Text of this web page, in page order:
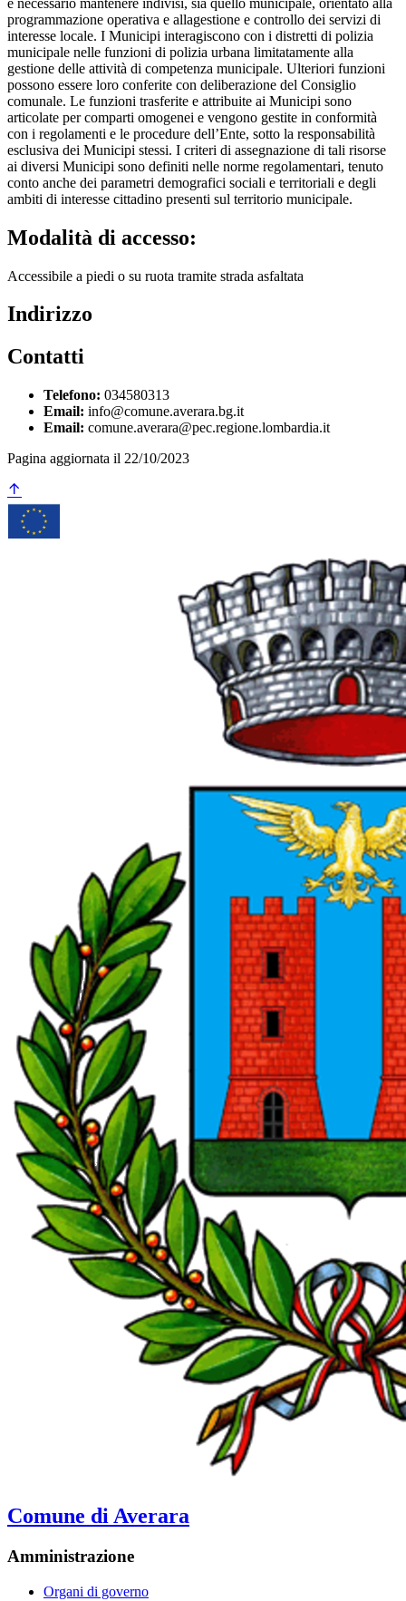
programmazione operativa e allagestione e controllo dei servizi di
interesse locale. I Municipi interagiscono con i distretti di polizia
municipale nelle funzioni di polizia urbana limitatamente alla
gestione delle attività di competenza municipale. Ulteriori funzioni
possono essere loro conferite con deliberazione del Consiglio
comunale. Le funzioni trasferite e attribuite ai Municipi sono
articolate per comparti omogenei e vengono gestite in conformità
con i regolamenti e le procedure dell’Ente, sotto la responsabilità
esclusiva dei Municipi stessi. I criteri di assegnazione di tali risorse
ai diversi Municipi sono definiti nelle norme regolamentari, tenuto
conto anche dei parametri demografici sociali e territoriali e degli
ambiti di interesse cittadino presenti sul territorio municipale.
Modalità di accesso:
Accessibile a piedi o su ruota tramite strada asfaltata
Indirizzo
Contatti
Telefono: 034580313
Email: info@comune.averara.bg.it
Email: comune.averara@pec.regione.lombardia.it
Pagina aggiornata il 22/10/2023
Comune di Averara
Amministrazione
Organi di governo